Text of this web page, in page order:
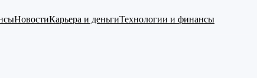
НовостиКарьера и деньгиТехнологии и финансы